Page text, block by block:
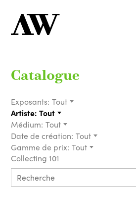
Catalogue
Exposants: Tout
Artiste: Tout
Médium: Tout
Date de création: Tout
Gamme de prix: Tout
Collecting 101